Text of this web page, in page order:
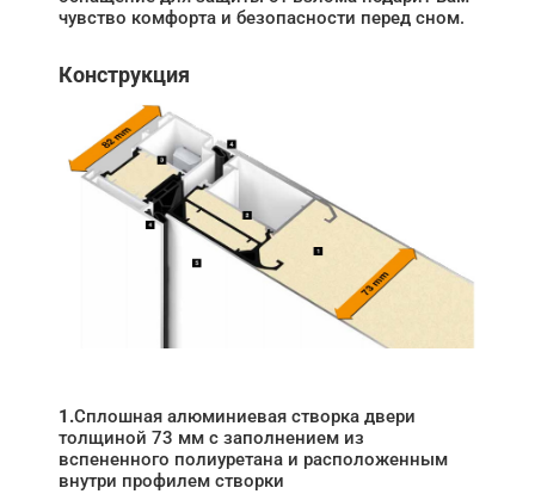
чувство комфорта и безопасности перед сном.
Конструкция
1.Сплошная алюминиевая створка двери
толщиной 73 мм с заполнением из
вспененного полиуретана и расположенным
внутри профилем створки